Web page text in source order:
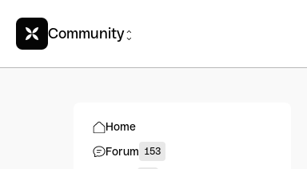
Community
Home
Forum 153